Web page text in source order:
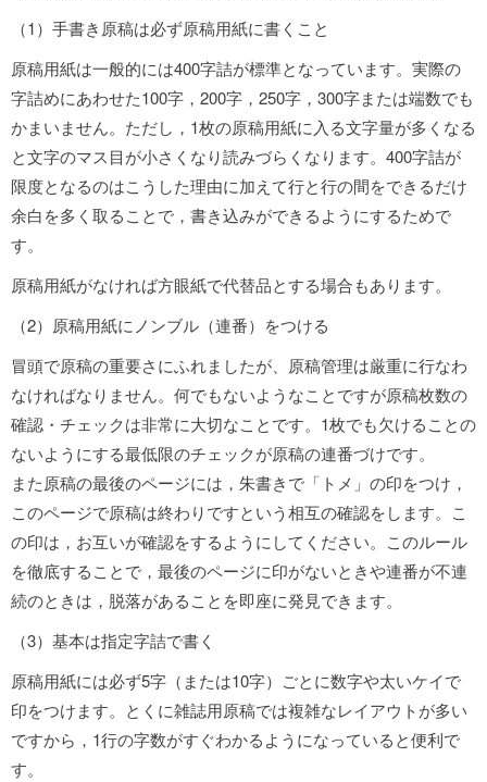
（1）手書き原稿は必ず原稿用紙に書くこと
原稿用紙は一般的には400字詰が標準となっています。実際の
字詰めにあわせた100字，200字，250字，300字または端数でも
かまいません。ただし，1枚の原稿用紙に入る文字量が多くなる
と文字のマス目が小さくなり読みづらくなります。400字詰が
限度となるのはこうした理由に加えて行と行の間をできるだけ
余白を多く取ることで，書き込みができるようにするためで
す。
原稿用紙がなければ方眼紙で代替品とする場合もあります。
（2）原稿用紙にノンブル（連番）をつける
冒頭で原稿の重要さにふれましたが、原稿管理は厳重に行なわ
なければなりません。何でもないようなことですが原稿枚数の
確認・チェックは非常に大切なことです。1枚でも欠けることの
ないようにする最低限のチェックが原稿の連番づけです。
また原稿の最後のページには，朱書きで「トメ」の印をつけ，
このページで原稿は終わりですという相互の確認をします。こ
の印は，お互いが確認をするようにしてください。このルール
を徹底することで，最後のページに印がないときや連番が不連
続のときは，脱落があることを即座に発見できます。
（3）基本は指定字詰で書く
原稿用紙には必ず5字（または10字）ごとに数字や太いケイで
印をつけます。とくに雑誌用原稿では複雑なレイアウトが多い
ですから，1行の字数がすぐわかるようになっていると便利で
す。